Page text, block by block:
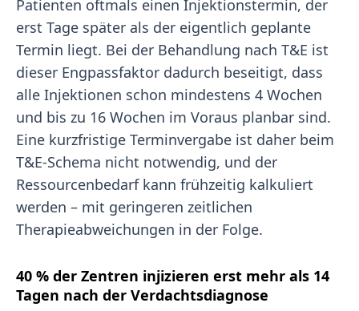
Patienten oftmals einen Injektionstermin, der
erst Tage später als der eigentlich geplante
Termin liegt. Bei der Behandlung nach T&E ist
dieser Engpassfaktor dadurch beseitigt, dass
alle Injektionen schon mindestens 4 Wochen
und bis zu 16 Wochen im Voraus planbar sind.
Eine kurzfristige Terminvergabe ist daher beim
T&E-Schema nicht notwendig, und der
Ressourcenbedarf kann frühzeitig kalkuliert
werden – mit geringeren zeitlichen
Therapieabweichungen in der Folge.
40 % der Zentren injizieren erst mehr als 14
Tagen nach der Verdachtsdiagnose